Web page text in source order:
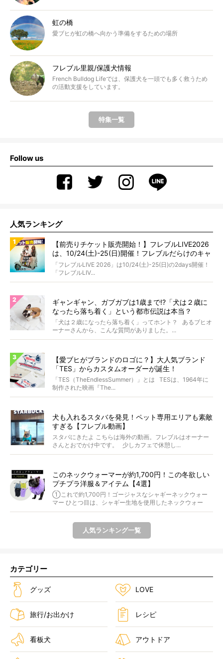
虹の橋
愛ブヒが虹の橋へ向かう準備をするための場所
フレブル里親/保護犬情報
French Bulldog Lifeでは、保護犬を一頭でも多く救うため
の活動支援をしています。
特集一覧
Follow us
人気ランキング
【前売りチケット販売開始！】フレブルLIVE2026
は、10/24(土)-25(日)開催！フレブルだらけのキャ
ンプ・前夜祭・バスプランも新登場!?
「フレブルLIVE 2026」は10/24(土)-25(日)の2days開催！
「フレブルLIV...
ギャンギャン、ガブガブは1歳まで!?「犬は２歳に
なったら落ち着く」という都市伝説は本当？
「犬は２歳になったら落ち着く」ってホント？ あるブヒオ
ーナーさんから、こんな質問がありました。...
【愛ブヒがブランドのロゴに？】大人気ブランド
「TES」からカスタムオーダーが誕生！
「TES（TheEndlessSummer）」とは TESは、1964年に
制作された映画『The...
犬も入れるスタバを発見！ペット専用エリアも素敵
すぎる【フレブル動画】
スタバにきたよ こちらは海外の動画。フレブルはオーナー
さんとおでかけ中です。 少しカフェで休憩し...
このネックウォーマーが約1,700円！この冬欲しい
プチプラ洋服＆アイテム【4選】
①これで約1,700円！ゴージャスなシャギーネックウォー
マー ひとつ目は、シャギー生地を使用したネックウォー
マ...
人気ランキング一覧
カテゴリー
グッズ LOVE
旅行/お出かけ レシピ
看板犬 アウトドア